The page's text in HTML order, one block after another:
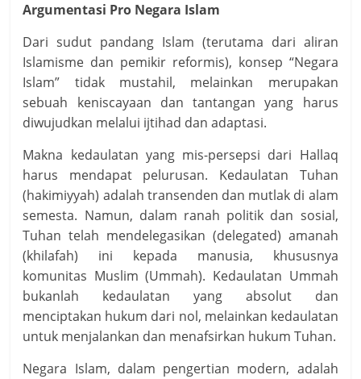
Argumentasi Pro Negara Islam
Dari sudut pandang Islam (terutama dari aliran
Islamisme dan pemikir reformis), konsep “Negara
Islam” tidak mustahil, melainkan merupakan
sebuah keniscayaan dan tantangan yang harus
diwujudkan melalui ijtihad dan adaptasi.
Makna kedaulatan yang mis-persepsi dari Hallaq
harus mendapat pelurusan. Kedaulatan Tuhan
(hakimiyyah) adalah transenden dan mutlak di alam
semesta. Namun, dalam ranah politik dan sosial,
Tuhan telah mendelegasikan (delegated) amanah
(khilafah) ini kepada manusia, khususnya
komunitas Muslim (Ummah). Kedaulatan Ummah
bukanlah kedaulatan yang absolut dan
menciptakan hukum dari nol, melainkan kedaulatan
untuk menjalankan dan menafsirkan hukum Tuhan.
Negara Islam, dalam pengertian modern, adalah